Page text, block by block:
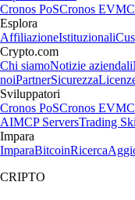
Cronos PoSCronos EVM
Esplora
AffiliazioneIstituzionali
Crypto.com
Chi siamoNotizie aziendali
noiPartnerSicurezza
Sviluppatori
Cronos PoSCronos EVM
AIMCP ServersTrading
Impara
ImparaBitcoinRicerca
CRIPTO